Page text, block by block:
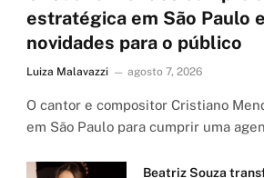
estratégica em São Paulo
novidades para o público
Luiza Malavazzi agosto 7, 2026
O cantor e compositor Cristiano
em São Paulo para cumprir uma
Beatriz Souza